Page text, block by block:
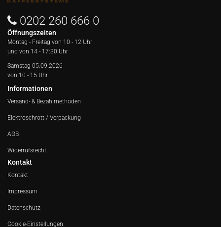
0202 260 666 0
Öffnungszeiten
Montag - Freitag von 10 - 12 Uhr
und von 14 - 17:30 Uhr
Samstag 05.09.2026
von 10 - 15 Uhr
Informationen
Versand- & Bezahlmethoden
Elektroschrott / Verpackung
AGB
Widerrufsrecht
Kontakt
Kontakt
Impressum
Datenschutz
Cookie-Einstellungen